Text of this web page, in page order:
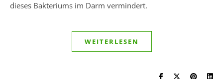
dieses Bakteriums im Darm vermindert.
WEITERLESEN